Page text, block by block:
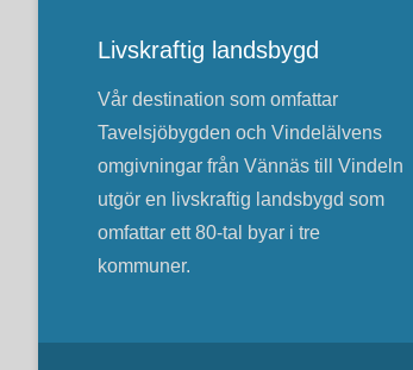
Livskraftig landsbygd
Vår destination som omfattar
Tavelsjöbygden och Vindelälvens
omgivningar från Vännäs till Vindeln
utgör en livskraftig landsbygd som
omfattar ett 80-tal byar i tre
kommuner.